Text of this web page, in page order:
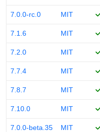
7.0.0-rc.0 MIT
7.1.6 MIT
7.2.0 MIT
7.7.4 MIT
7.8.7 MIT
7.10.0 MIT
7.0.0-beta.35 MIT